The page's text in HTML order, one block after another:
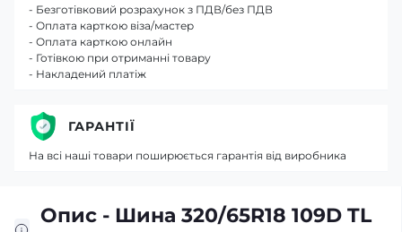
Опис - Шина 320/65R18 109D TL
- Безготівковий розрахунок з ПДВ/без ПДВ
- Оплата карткою віза/мастер
- Оплата карткою онлайн
- Готівкою при отриманні товару
- Накладений платіж
ГАРАНТІЇ
На всі наші товари поширюється гарантія від виробника